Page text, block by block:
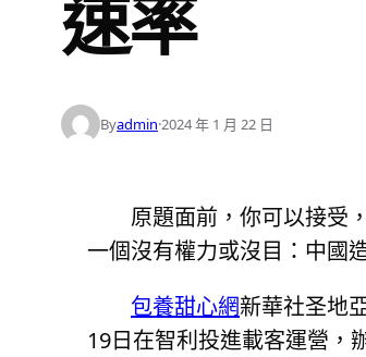
速率
Byadmin·2024 年 1 月 22 日
原題面前，你可以接受
一個沒有權力或沒目：中國
包養甜心網新華社圣地
19日在智利投進載客運營，